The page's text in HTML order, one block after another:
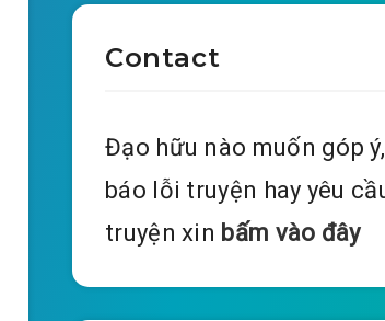
Contact
Đạo hữu nào muốn góp ý,
báo lỗi truyện hay yêu
truyện xin bấm vào đây